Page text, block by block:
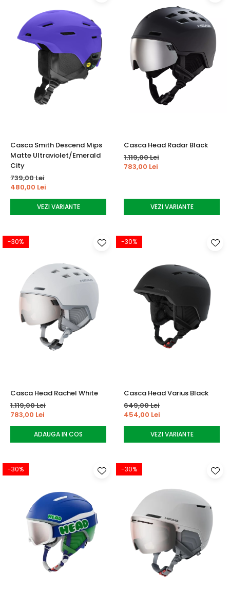
Casca Smith Descend Mips
Matte Ultraviolet/Emerald
City
739,00 Lei
480,00 Lei
VEZI VARIANTE
Casca Head Radar Black
1.119,00 Lei
783,00 Lei
VEZI VARIANTE
-30%
Casca Head Rachel White
1.119,00 Lei
783,00 Lei
ADAUGA IN COS
-30%
Casca Head Varius Black
649,00 Lei
454,00 Lei
VEZI VARIANTE
-30% -30%